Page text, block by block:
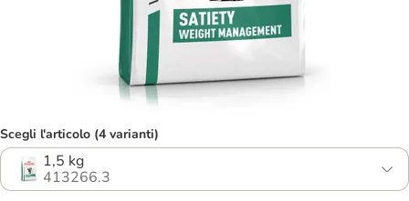
Scegli l'articolo (4 varianti)
1,5 kg
413266.3